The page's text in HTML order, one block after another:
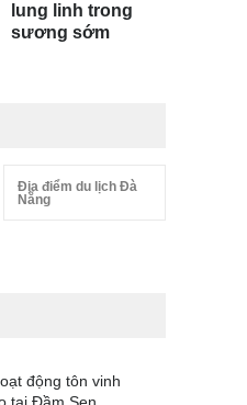
lung linh trong
sương sớm
Địa điểm du lịch Đà
Nẵng
động tôn vinh